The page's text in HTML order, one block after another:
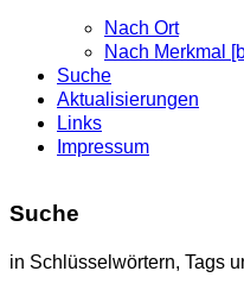
Nach Ort
Nach Merkmal
Suche
Aktualisierungen
Links
Impressum
Suche
in Schlüsselwörtern, Tags